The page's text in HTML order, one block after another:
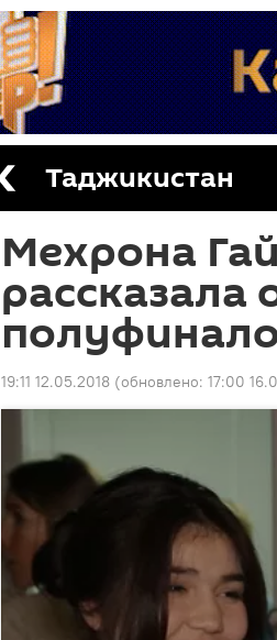
Таджикистан
Мехрона
рассказала
19:11 12.05.2018 (обновлено: 17:00